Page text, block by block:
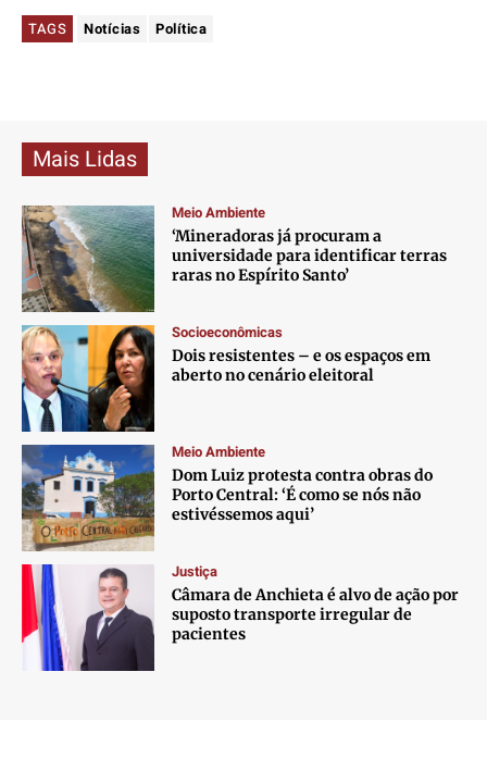
TAGS Notícias Política
Mais Lidas
Meio Ambiente
‘Mineradoras já procuram a
universidade para identificar terras
raras no Espírito Santo’
Socioeconômicas
Dois resistentes – e os espaços em
aberto no cenário eleitoral
Meio Ambiente
Dom Luiz protesta contra obras do
Porto Central: ‘É como se nós não
estivéssemos aqui’
Justiça
Câmara de Anchieta é alvo de ação por
suposto transporte irregular de
pacientes